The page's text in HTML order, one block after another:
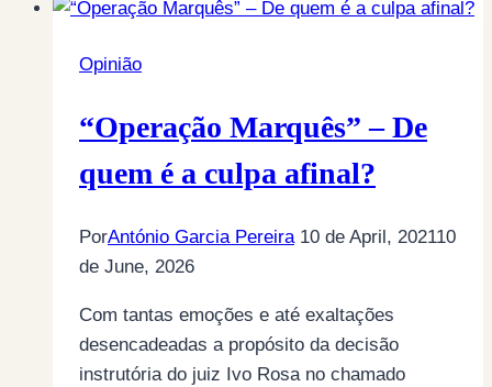
–
Opinião
“Operação Marquês” – De
quem é a culpa afinal?
PorAntónio Garcia Pereira 10 de April, 202110
de June, 2026
Com tantas emoções e até exaltações
desencadeadas a propósito da decisão
instrutória do juiz Ivo Rosa no chamado